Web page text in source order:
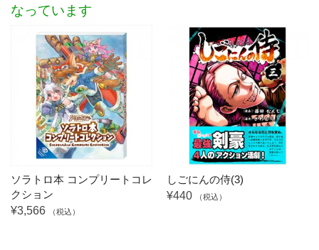
なっています
ソラトロ本 コンプリートコレ
クション
¥3,566
（税込）
しごにんの侍(3)
¥440
（税込）